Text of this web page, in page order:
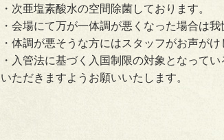
・次亜塩素酸水の空間除菌しております。
・会場にて万が一体調が悪くなった場合は
・体調が悪そうな方にはスタッフがお声が
・入管法に基づく入国制限の対象となって
いただきますようお願いいたします。